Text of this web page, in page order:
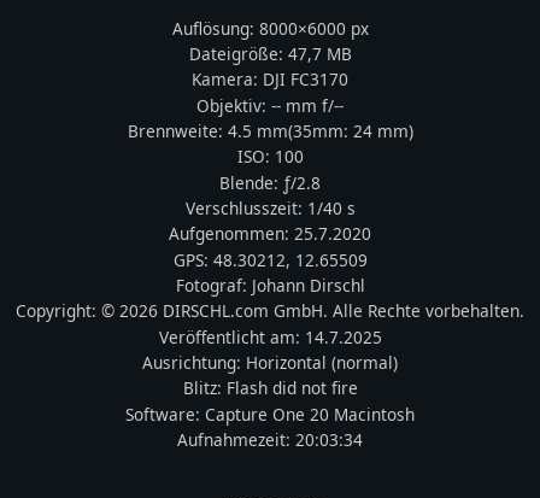
Auflösung: 8000×6000 px
Dateigröße: 47,7 MB
Kamera: DJI FC3170
Objektiv: -- mm f/--
Brennweite: 4.5 mm(35mm: 24mm)
ISO: 100
Blende: ƒ/2.8
Verschlusszeit: 1/40 s
Aufgenommen: 25.7.2020
GPS: 48.30212, 12.65509
Fotograf: Johann Dirschl
Copyright: © 2026 DIRSCHL.com GmbH. Alle Rechte vorbehalten.
Veröffentlicht am: 14.7.2025
Ausrichtung: Horizontal (normal)
Blitz: Flash did not fire
Software: Capture One 20 Macintosh
Aufnahmezeit: 20:03:34